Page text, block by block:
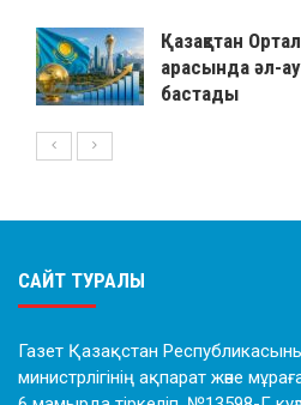
Қазақстан
арасында әл-
бастады
САЙТ ТУРАЛЫ
Газет Қазақстан
министрлігінің ақпарат және